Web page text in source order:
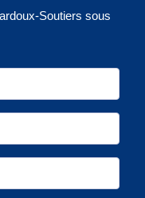
Soutiers sous